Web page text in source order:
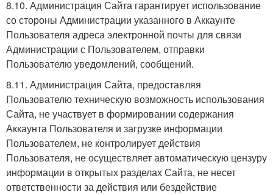
8.10. Администрация Сайта гарантирует использование
со стороны Администрации указанного в Аккаунте
Пользователя адреса электронной почты для связи
Администрации с Пользователем, отправки
Пользователю уведомлений, сообщений.
8.11. Администрация Сайта, предоставляя
Пользователю техническую возможность использования
Сайта, не участвует в формировании содержания
Аккаунта Пользователя и загрузке информации
Пользователем, не контролирует действия
Пользователя, не осуществляет автоматическую цензуру
информации в открытых разделах Сайта, не несет
ответственности за действия или бездействие